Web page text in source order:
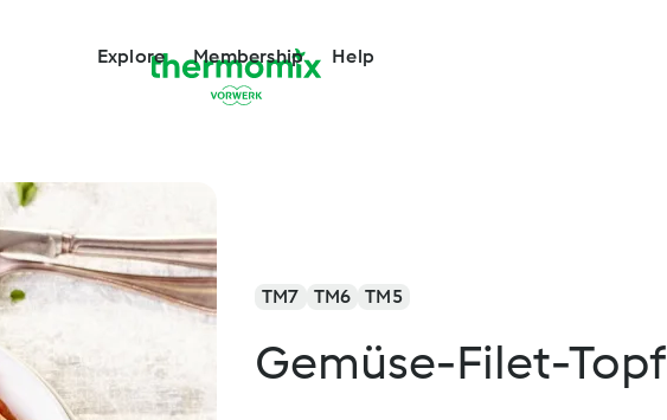
Explore Membership Help
TM7 TM6 TM5
Gemüse-Filet-Topf